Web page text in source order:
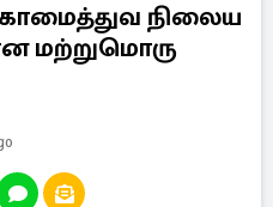
நிலைய
மற்றுமொரு